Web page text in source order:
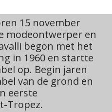
15 november
modeontwerper en
begon met het
in 1960 en startte
op. Begin jaren
van de grond en
eerste
Tropez.